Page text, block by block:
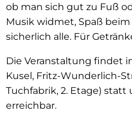
ob man sich gut zu Fuß
Musik widmet, Spaß
sicherlich alle. Für
Die Veranstaltung findet
Kusel, Fritz-Wunderlich-
Tuchfabrik, 2. Etage) statt
erreichbar.